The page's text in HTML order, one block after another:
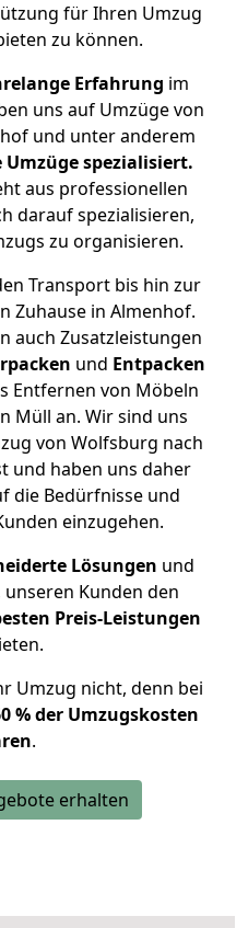
für Ihren Umzug
zu können.
Erfahrung im
uns auf Umzüge von
und unter anderem
spezialisiert.
aus professionellen
darauf spezialisieren,
zu organisieren.
Transport bis hin zur
Zuhause in Almenhof.
auch Zusatzleistungen
und Entpacken
Entfernen von Möbeln
Müll an. Wir sind uns
von Wolfsburg nach
und haben uns daher
die Bedürfnisse und
einzugehen.
Lösungen und
Kunden den
Preis-Leistungen
Umzug nicht, denn bei
% der Umzugskosten
.
erhalten